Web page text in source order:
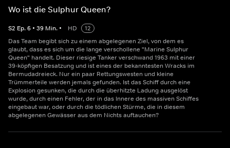
Wo ist die Sulphur Queen?
S2 Ep.6 • 39 Min. • HD
12
Das Team begibt sich zu einem abgelegenen Ziel, von dem es
glaubt, dass es sich um die lange verschollene "Marine Sulphur
Queen" handelt. Dieser riesige Tanker verschwand 1963 mit einer
39-köpfigen Besatzung und ist eines der bekanntesten Wracks im
Bermudadreieck. Nur ein paar Rettungswesten und kleine
Trümmerteile werden jemals gefunden. Ist das Schiff durch eine
Explosion gesunken, die durch die überhitzte Ladung ausgelöst
wurde, durch einen Fehler, der in das Innere des massiven Schiffes
eingebaut war, oder durch die tödlichen Stürme, die in diesem
abgelegenen Gewässer aus dem Nichts auftauchen?